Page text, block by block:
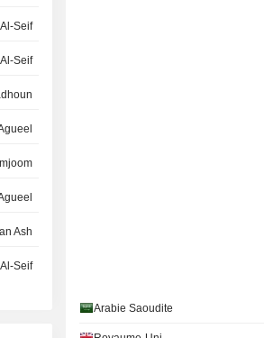
Seif
Seif
Ash
Seif
Arabie Saoudite